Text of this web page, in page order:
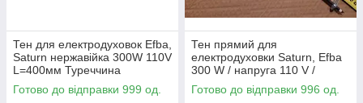
Тен для електродуховок Efba,
Saturn нержавійка 300W 110V
L=400мм Туреччина
Zipexpert
Готово до відправки 999 од.
Тен прямий для
електродуховки Saturn, Efba
300 W / напруга 110 V /
довжина L=400мм Туреччина
Zipexpert
Готово до відправки 996 од.